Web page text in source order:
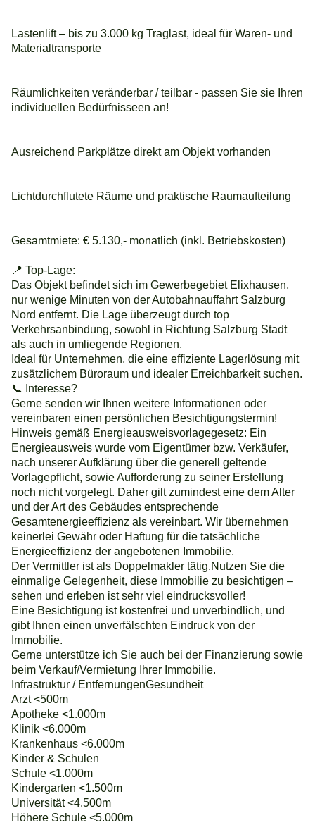
Lastenlift – bis zu 3.000 kg Traglast, ideal für Waren- und
Materialtransporte
Räumlichkeiten veränderbar / teilbar - passen Sie sie Ihren
individuellen Bedürfnisseen an!
Ausreichend Parkplätze direkt am Objekt vorhanden
Lichtdurchflutete Räume und praktische Raumaufteilung
Gesamtmiete: € 5.130,- monatlich (inkl. Betriebskosten)
📍 Top-Lage:
Das Objekt befindet sich im Gewerbegebiet Elixhausen,
nur wenige Minuten von der Autobahnauffahrt Salzburg
Nord entfernt. Die Lage überzeugt durch top
Verkehrsanbindung, sowohl in Richtung Salzburg Stadt
als auch in umliegende Regionen.
Ideal für Unternehmen, die eine effiziente Lagerlösung mit
zusätzlichem Büroraum und idealer Erreichbarkeit suchen.
📞 Interesse?
Gerne senden wir Ihnen weitere Informationen oder
vereinbaren einen persönlichen Besichtigungstermin!
Hinweis gemäß Energieausweisvorlagegesetz: Ein
Energieausweis wurde vom Eigentümer bzw. Verkäufer,
nach unserer Aufklärung über die generell geltende
Vorlagepflicht, sowie Aufforderung zu seiner Erstellung
noch nicht vorgelegt. Daher gilt zumindest eine dem Alter
und der Art des Gebäudes entsprechende
Gesamtenergieeffizienz als vereinbart. Wir übernehmen
keinerlei Gewähr oder Haftung für die tatsächliche
Energieeffizienz der angebotenen Immobilie.
Der Vermittler ist als Doppelmakler tätig.Nutzen Sie die
einmalige Gelegenheit, diese Immobilie zu besichtigen –
sehen und erleben ist sehr viel eindrucksvoller!
Eine Besichtigung ist kostenfrei und unverbindlich, und
gibt Ihnen einen unverfälschten Eindruck von der
Immobilie.
Gerne unterstütze ich Sie auch bei der Finanzierung sowie
beim Verkauf/Vermietung Ihrer Immobilie.
Infrastruktur / EntfernungenGesundheit
Arzt <500m
Apotheke <1.000m
Klinik <6.000m
Krankenhaus <6.000m
Kinder & Schulen
Schule <1.000m
Kindergarten <1.500m
Universität <4.500m
Höhere Schule <5.000m